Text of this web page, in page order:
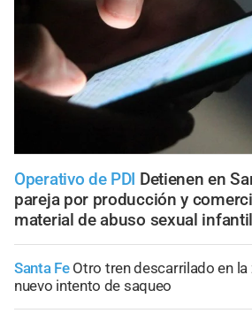
Operativo de PDI Detienen en
pareja por producción y
material de abuso sexual infantil
Santa Fe Otro tren descarrilado en la
nuevo intento de saqueo